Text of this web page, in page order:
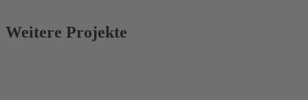
Weitere Projekte